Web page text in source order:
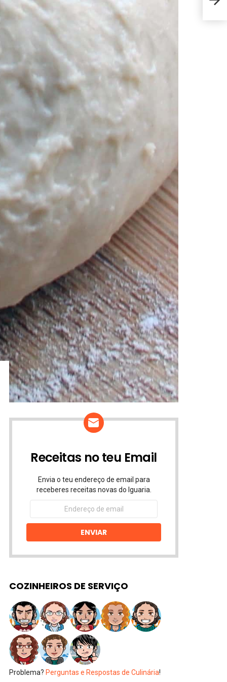
Receitas no teu Email
Envia o teu endereço de email para
receberes receitas novas do Iguaria.
Endereço
email
ENVIAR
COZINHEIROS DE SERVIÇO
Problema? Perguntas e Respostas de Culinária!